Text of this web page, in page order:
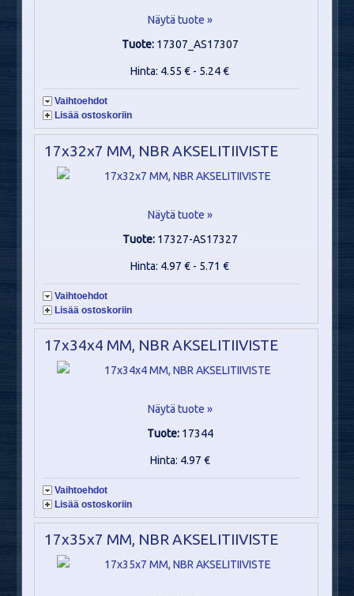
Näytä tuote »
Tuote: 17307_AS17307
Hinta: 4.55 € - 5.24 €
Vaihtoehdot
Lisää ostoskoriin
17x32x7 MM, NBR AKSELITIIVISTE
Näytä tuote »
Tuote: 17327-AS17327
Hinta: 4.97 € - 5.71 €
Vaihtoehdot
Lisää ostoskoriin
17x34x4 MM, NBR AKSELITIIVISTE
Näytä tuote »
Tuote: 17344
Hinta: 4.97 €
Vaihtoehdot
Lisää ostoskoriin
17x35x7 MM, NBR AKSELITIIVISTE